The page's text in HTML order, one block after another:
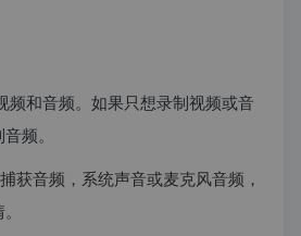
频和音频。如果只想录制视频或音
频。
获音频，系统声音或麦克风音频，